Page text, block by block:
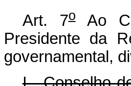
Art. 7o
Ao
Presidente da
governamental,